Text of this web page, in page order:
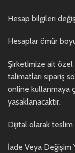
Hesap bilgileri
Hesaplar ömür
Şirketimize ait özel
talimatları sipariş
online kullanmaya
yasaklanacaktır.
Dijital olarak
İade Veya Değişim